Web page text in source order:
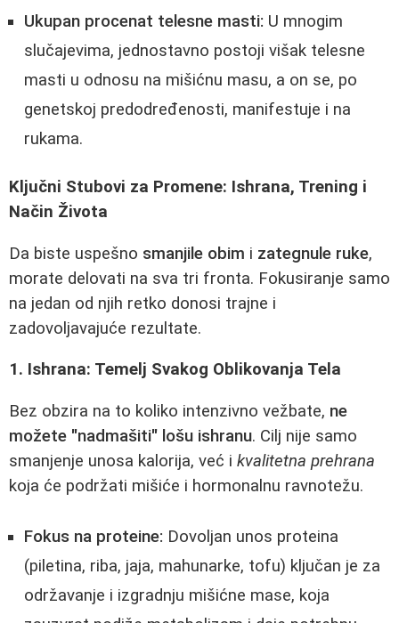
Ukupan procenat telesne masti: U mnogim
slučajevima, jednostavno postoji višak telesne
masti u odnosu na mišićnu masu, a on se, po
genetskoj predodređenosti, manifestuje i na
rukama.
Ključni Stubovi za Promene: Ishrana, Trening i
Način Života
Da biste uspešno smanjile obim i zategnule ruke,
morate delovati na sva tri fronta. Fokusiranje samo
na jedan od njih retko donosi trajne i
zadovoljavajuće rezultate.
1. Ishrana: Temelj Svakog Oblikovanja Tela
Bez obzira na to koliko intenzivno vežbate, ne
možete "nadmašiti" lošu ishranu. Cilj nije samo
smanjenje unosa kalorija, već i kvalitetna prehrana
koja će podržati mišiće i hormonalnu ravnotežu.
Fokus na proteine: Dovoljan unos proteina
(piletina, riba, jaja, mahunarke, tofu) ključan je za
održavanje i izgradnju mišićne mase, koja